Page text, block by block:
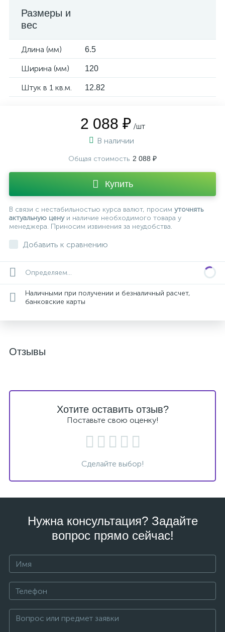
Размеры и
вес
Длина (мм) 6.5
Ширина (мм) 120
Штук в 1 кв.м. 12.82
2 088 ₽ /шт
В наличии
Общая стоимость 2 088 ₽
Купить
В связи с нестабильностью курса валют, просим уточнять
актуальную ценуи наличие необходимого товара у
менеджера. Приносим извинения за неудобства.
Добавить к сравнению
Определяем...
Наличными при получении и безналичный расчет,
банковские карты
Отзывы
Хотите оставить отзыв?
Поставьте свою оценку!
Сделайте выбор!
Нужна консультация? Задайте
вопрос прямо сейчас!